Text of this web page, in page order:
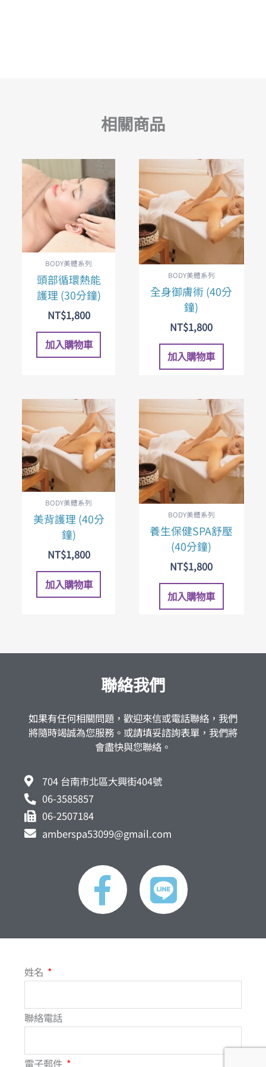
相關商品
BODY美體系列
頭部循環熱能
護理 (30分鐘)
NT$1,800
加入購物車
BODY美體系列
全身御膚術 (40分
鐘)
NT$1,800
加入購物車
BODY美體系列
美背護理 (40分
鐘)
NT$1,800
加入購物車
BODY美體系列
養生保健SPA舒壓
(40分鐘)
NT$1,800
加入購物車
聯絡我們
如果有任何相關問題，歡迎來信或電話聯絡，我們
將隨時竭誠為您服務。或請填妥諮詢表單，我們將
會盡快與您聯絡。
704 台南市北區大興街404號
06-3585857
06-2507184
amberspa53099@gmail.com
F
a
c
b
o
o
L
i
n
姓名
聯絡電話
電子郵件